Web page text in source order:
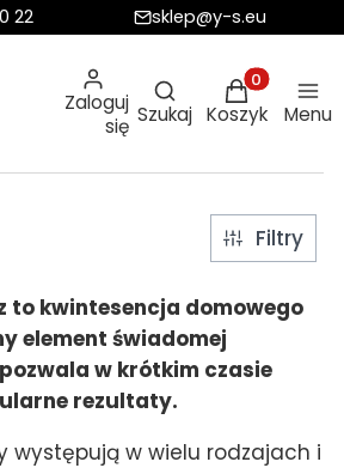
22 sklep@y-s.eu
Zaloguj
się
Otwórz
Szukaj
Produkty w
Koszyk Menu
Filtry
to kwintesencja domowego
element świadomej
w krótkim czasie
rezultaty.
występują w wielu rodzajach i